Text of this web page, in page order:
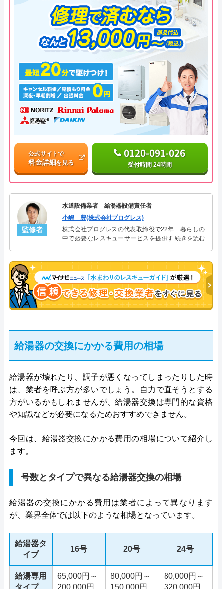
公式サイトで
料金詳細を見る
0120-091-026
受付時間 24時間
監修者
水道設備業者 給湯器設備責任者
小嶋 豊(株式会社プログレス)
株式会社プログレスの代表取締役で22年 暮らしの
中で必要なレスキューサービスを提供する株式会社
決。多くのお客様に信頼される「給湯器」のスペシ
ャリスト。
続きを読む
給湯器の交換にかかる費用の相場
給湯器が壊れたり、調子が悪くなってしまったりした時
は、業者を呼ぶ方が多いでしょう。自力で直そうとする
方がいるかもしれませんが、給湯器交換は専門的な資格
や知識などが必要になるためおすすめできません。
今回は、給湯器交換にかかる費用の相場について紹介し
ます。
号数とタイプで異なる給湯器交換の相場
給湯器の交換にかかる費用は業者によって異なります
が、業界全体では以下のような相場となっています。
給湯器タ
イプ
16号 20号 24号
給湯専用
タイプ
65,000円～
200,000円
80,000円～
150,000円
80,000円～
320,000円